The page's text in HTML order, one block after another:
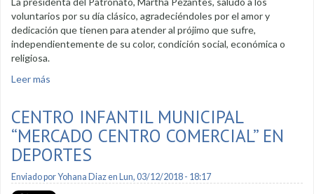
voluntarios por su día clásico, agradeciéndoles por el amor y
dedicación que tienen para atender al prójimo que sufre,
independientemente de su color, condición social, económica o
religiosa.
Leer más
CENTRO INFANTIL MUNICIPAL
“MERCADO CENTRO COMERCIAL” EN
DEPORTES
Enviado porYohana Diazen Lun, 03/12/2018 - 18:17